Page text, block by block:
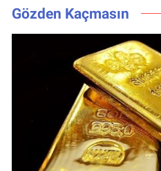
oldu?
Gözden Kaçmasın